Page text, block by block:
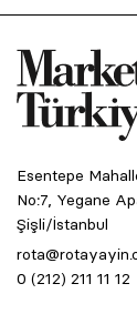
Esentepe
No:7, Yegane
Şişli/İstanbul
0 (212) 211 11 12